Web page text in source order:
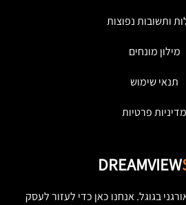
ותשובות נפוצות
מילון מונחים
תנאי שימוש
מדיניות פרטיות
DREAMVIEW
בגוגל. אנחנו כאן כדי לעזור לעסק